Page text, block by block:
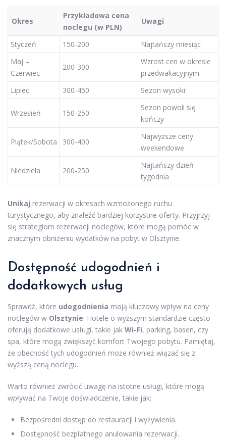
Okres
Przykładowa cena
noclegu (w PLN)
Uwagi
Styczeń 150-200
Najtańszy miesiąc
Maj –
Czerwiec
200-300
Wzrost cen w okresie
przedwakacyjnym
Lipiec
300-450 Sezon wysoki
Wrzesień 150-250
Sezon powoli się
kończy
Piątek/Sobota 300-400
Najwyższe ceny
weekendowe
Niedziela 200-250
Najtańszy dzień
tygodnia
Unikaj rezerwacji w okresach wzmożonego ruchu
turystycznego, aby znaleźć bardziej korzystne oferty. Przyjrzyj
się strategiom rezerwacji noclegów, które mogą pomóc w
znacznym obniżeniu wydatków na pobyt w Olsztynie.
Dostępność udogodnień i
dodatkowych usług
Sprawdź, które udogodnienia mają kluczowy wpływ na ceny
noclegów w Olsztynie. Hotele o wyższym standardzie często
oferują dodatkowe usługi, takie jak Wi-Fi, parking, basen, czy
spa, które mogą zwiększyć komfort Twojego pobytu. Pamiętaj,
że obecność tych udogodnień może również wiązać się z
wyższą ceną noclegu.
Warto również zwrócić uwagę na istotne usługi, które mogą
wpływać na Twoje doświadczenie, takie jak:
Bezpośredni dostęp do restauracji i wyżywienia.
Dostępność bezpłatnego anulowania rezerwacji.